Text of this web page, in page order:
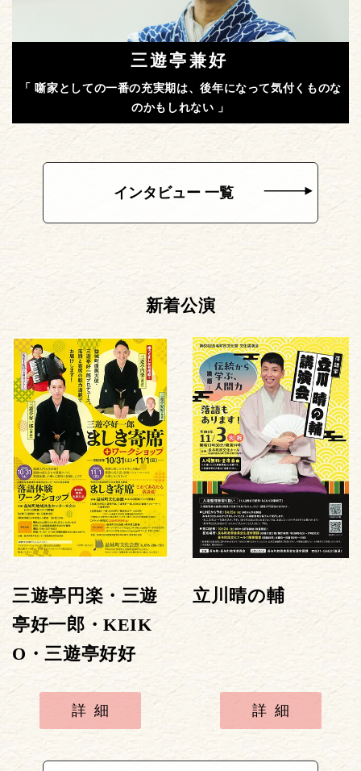
三遊亭兼好
「 噺家としての一番の充実期は、後年になって気付くものな
のかもしれない 」
インタビュー 一覧
新着公演
三遊亭円楽・三遊
亭好一郎・KEIK
O・三遊亭好好
詳細
立川晴の輔
詳細